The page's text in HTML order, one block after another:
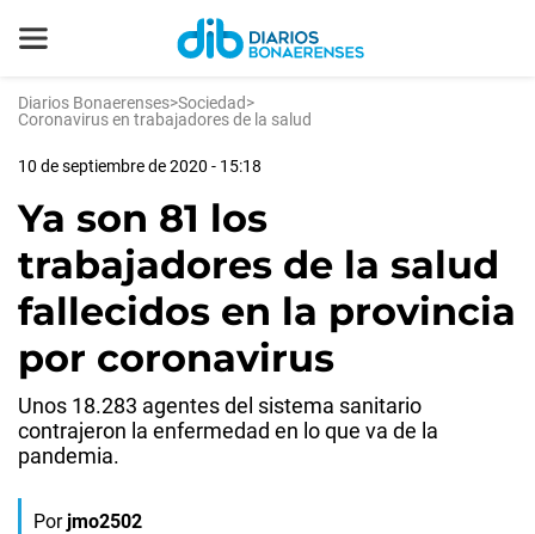
Diarios Bonaerenses>Sociedad>
Coronavirus en trabajadores de la salud
10 de septiembre de 2020 - 15:18
Ya son 81 los
trabajadores de la salud
fallecidos en la provincia
por coronavirus
Unos 18.283 agentes del sistema sanitario
contrajeron la enfermedad en lo que va de la
pandemia.
Por jmo2502